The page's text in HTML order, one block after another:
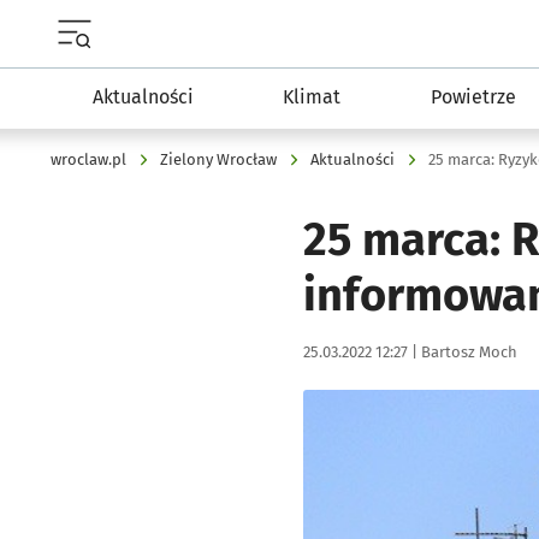
Aktualności Klimat Powietrze
wroclaw.pl Zielony Wrocław Aktualności
25 marca:
Data publikacji:
25.03.2022 12:27 | Autor:
Bartosz Moch